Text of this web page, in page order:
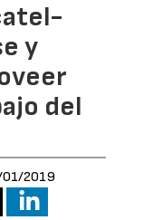
y
del
2019